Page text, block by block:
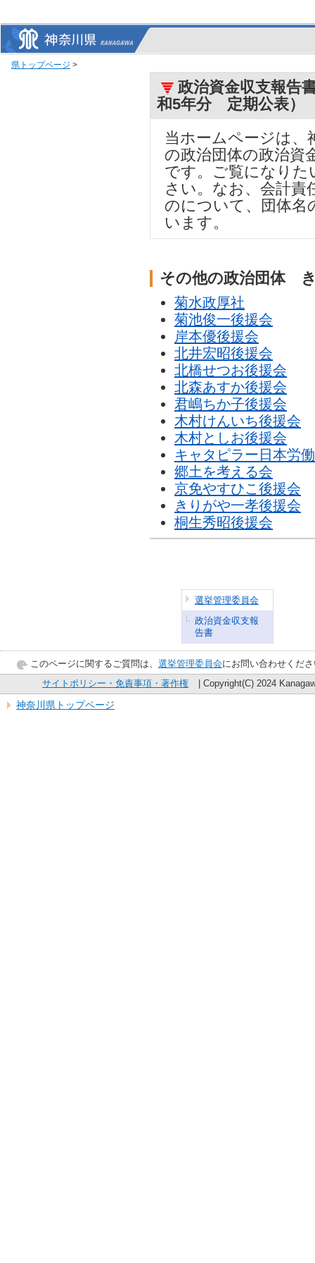
県トップページ >
政治資金収支報告
和5年分 定期公表）
当ホームページは、
の政治団体の政治資
です。ご覧になりた
さい。なお、会計責
のについて、団体名
います。
その他の政治団体
菊水政厚社
菊池俊一後援会
岸本優後援会
北井宏昭後援会
北橋せつお後援会
北森あすか後援会
君嶋ちか子後援会
木村けんいち後援会
木村としお後援会
キャタピラー日本労
郷土を考える会
京免やすひこ後援会
きりがや一孝後援会
桐生秀昭後援会
選挙管理委員会
政治資金収支報
告書
このページに関するご質問は、 選挙管理委員会にお問い合わせくだ
サイトポリシー・免責事項・著作権
| Copyright(C) 2024
神奈川県トップページ